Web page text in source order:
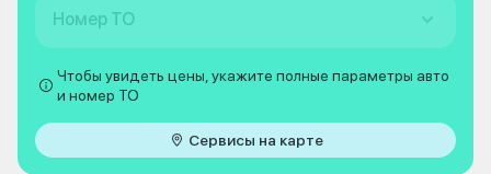
Номер ТО
Чтобы увидеть цены, укажите полные параметры авто
и номер ТО
Сервисы на карте